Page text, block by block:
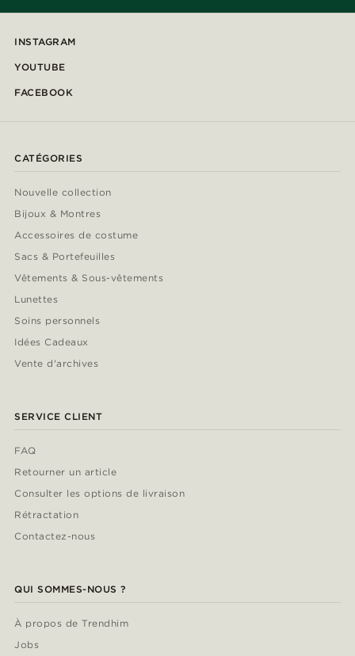
INSTAGRAM
YOUTUBE
FACEBOOK
CATÉGORIES
Nouvelle collection
Bijoux & Montres
Accessoires de costume
Sacs & Portefeuilles
Vêtements & Sous-vêtements
Lunettes
Soins personnels
Idées Cadeaux
Vente d'archives
SERVICE CLIENT
FAQ
Retourner un article
Consulter les options de livraison
Rétractation
Contactez-nous
QUI SOMMES-NOUS ?
À propos de Trendhim
Jobs